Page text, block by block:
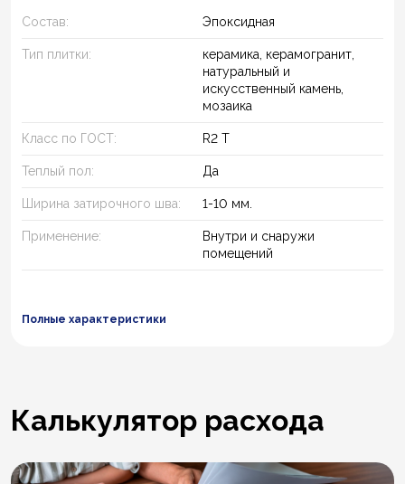
Состав: Эпоксидная
Тип плитки:
керамика, керамогранит,
натуральный и
искусственный камень,
мозаика
Класс по ГОСТ: R2 T
Теплый пол: Да
Ширина затирочного шва: 1-10 мм.
Применение:
Внутри и снаружи
помещений
Полные характеристики
Калькулятор расхода